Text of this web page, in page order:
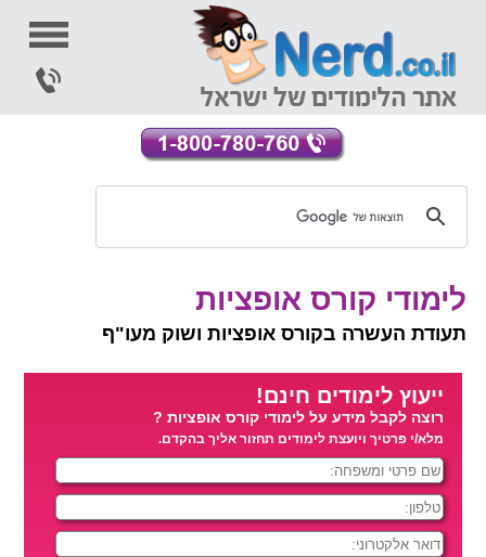
לימודי קורס אופציות
תעודת העשרה בקורס אופציות ושוק מעו"ף
ייעוץ לימודים חינם!
רוצה לקבל מידע על לימודי קורס אופציות ?
מלא/י פרטיך ויועצת לימודים תחזור אליך בהקדם.